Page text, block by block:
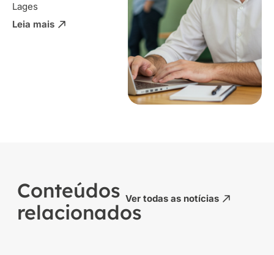
Lages
Leia mais
Conteúdos
relacionados
Ver todas as notícias